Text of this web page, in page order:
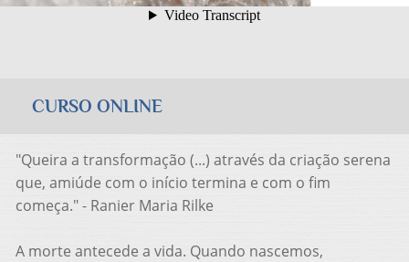
CURSO ONLINE
"Queira a transformação (...) através da criação serena
que, amiúde com o início termina e com o fim
começa." - Ranier Maria Rilke
A morte antecede a vida. Quando nascemos,